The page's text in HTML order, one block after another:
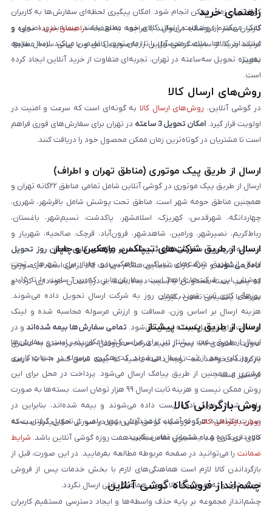
کوتاه‌ترین زمان ممکن انجام شود. امکان پیگیری لحظه‌ای سفارش‌ها به کاربران
کمک می‌کند از وضعیت ارسال کالای خود مطلع باشند. بسته‌بندی اصولی و
استاندارد کالاها، سلامت محصول را تا زمان تحویل تضمین می‌کند. ارسال سریع،
به‌ویژه تحویل سه‌ساعته در تهران، تجربه‌ای متفاوت از خرید آنلاین ایجاد کرده
است.
راهنمای خرید
کاربران محترم فروشگاه می‌توانند با مراجعه به صفحه «راهنمای خرید»، نحوه و
فرایند خرید از سایت گوشی آنلاین را به‌صورت کامل و با زبانی ساده مطالعه
نمایند.
روش‌های ارسال کالا
در گوشی آنلاین، روش‌های ارسال کالا به گونه‌ای است که سرعت و امنیت در
اولویت قرار گیرد. امکان تحویل 3 ساعته
در تهران برای سفارش‌های فوری فراهم
است تا مشتریان در کوتاه‌ترین زمان ممکن محصول خود را دریافت کنند.
ارسال از طریق پیک موتوری (مناطق تهران و اطراف)
ارسال از طریق پیک موتوری در گوشی آنلاین شامل تمامی مناطق ۲۲گانه تهران و
همچنین مناطق حومه شهر است. مناطق تحت پوشش شامل باقرشهر، شهرری،
چهاردانگه، شهرقدس، کهریزک، اسلامشهر، پاکدشت، نسیم‌شهر، باغستان،
رباط‌کریم، نصیرشهر، ورامین، شاهدشهر، فرون‌آباد، قرچک، صالحیه، شهریار و
اندیشه می‌شود. سفارش‌های ثبت‌شده در روزهای کاری همان روز تحویل
داده می‌شوندو ارائه کارت شناسایی هنگام دریافت کالا الزامی است. در صورتی
که پلمپ بسته مخدوش یا آسیب دیده باشد، از دریافت آن خودداری کرده و
سریعاً با پشتیبانی تماس بگیرید.
ارسال از طریق شرکت‌های تیپاکس، ماهکس و چاپار
ارسال از طریق شرکت‌های تیپاکس، ماهکس و چاپار برای شهرهای تحت
پوشش این شرکت‌ها فراهم است. سفارش‌هایی که بین ساعت ۱۰ تا ۱۵ در
روزهای کاری ثبت شوند، همان روز به شرکت ارسال تحویل داده می‌شوند.
هزینه ارسال بر اساس وزن، مسافت و ارزش مرسوله محاسبه شده و لینک
پرداخت برای تحویل‌گیرنده ارسال می‌شود. تمامی سفارش‌ها بیمه شده‌اند و در
صورت مفقودی کالا، پس از تایید شرکت حمل‌ونقل، هزینه پرداختی به مشتری
بازگردانده خواهد شد. توجه داشته باشید که بیمه شامل کسر ۱۰ تا ۱۵ درصد
فرانشیز است.
ارسال از طریق پست پیشتاز
ارسال از طریق پست پیشتاز نیز برای سراسر کشور امکان‌پذیر است و سفارش‌ها
در روز کاری بعد از ثبت، ارسال می‌شوند. کد رهگیری مرسوله در حساب کاربری
مشتری و همچنین از طریق پیامک ارسال می‌شود. پرداخت در محل برای این
روش ممکن نیست و هزینه ثابت ارسال ۹۹ هزار تومان است. بسته‌ها به صورت
پلمپ شده تحویل اداره پست داده می‌شوند و بیمه شده‌اند، بنابراین در
صورت مشاهده هرگونه آسیب یا مخدوش بودن پلمپ، از تحویل گرفتن بسته
خودداری کرده و با پشتیبانی تماس بگیرید.
روش بازگردانی کالا
روش بازگردانی کالادر فروشگاه گوشی آنلاین تنها در صورتی امکان‌پذیر است که
کالای خریداری شده مشمول مفاد ضمانت هفت روزه گوشی آنلاین باشد. شرایط
ضمانت را می‌توانید در صفحه مربوطه مطالعه بفرمایید. در این صورت، قبل از
بازگرداندن کالا لازم است هماهنگی‌های لازم با بخش خدمات پس از فروش
انجام شود و به هیچ‌وجه کالا بدون هماهنگی قبلی ارسال نگردد.
چشم‌انداز فروشگاه گوشی آنلاین
چشم‌انداز مجموعه بر پایه حذف واسطه‌ها و ایجاد دسترسی مستقیم کاربران